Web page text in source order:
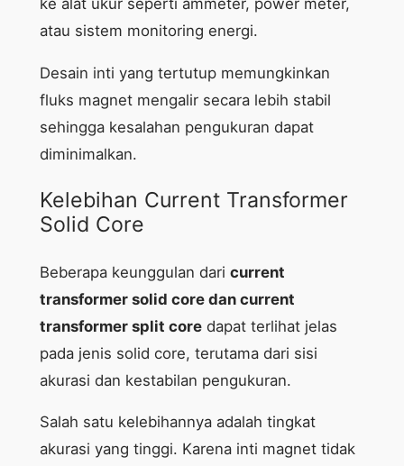
ke alat ukur seperti ammeter, power meter,
atau sistem monitoring energi.
Desain inti yang tertutup memungkinkan
fluks magnet mengalir secara lebih stabil
sehingga kesalahan pengukuran dapat
diminimalkan.
Kelebihan Current Transformer
Solid Core
Beberapa keunggulan dari current
transformer solid core dan current
transformer split coredapat terlihat jelas
pada jenis solid core, terutama dari sisi
akurasi dan kestabilan pengukuran.
Salah satu kelebihannya adalah tingkat
akurasi yang tinggi. Karena inti magnet tidak